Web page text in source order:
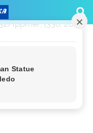
|| {cmd: []};
rppmer', [336, 280],